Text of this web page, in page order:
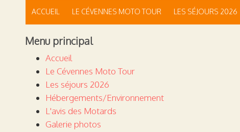
ACCUEIL LE CÉVENNES MOTO TOUR LES SÉJOURS 2026
Menu principal
Accueil
Le Cévennes Moto Tour
Les séjours 2026
Hébergements/Environnement
L'avis des Motards
Galerie photos